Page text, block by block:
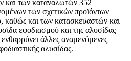
και των καταναλωτών 352
των σχετικών προϊόντων
καθώς και των κατασκευαστών και
εφοδιασμού και της αλυσίδας
άλλες αναμενόμενες
αλυσίδας.